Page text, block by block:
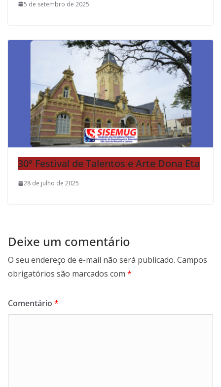
5 de setembro de 2025
30º Festival de Talentos e Arte Dona Eta
28 de julho de 2025
Deixe um comentário
O seu endereço de e-mail não será publicado. Campos
obrigatórios são marcados com *
Comentário *